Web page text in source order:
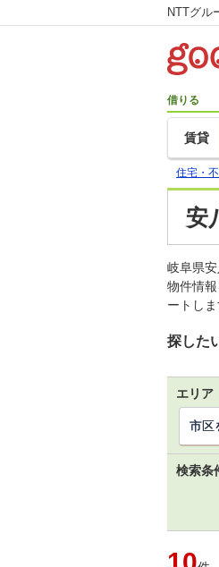
NTTグル
借りる
賃貸
住宅・
安
岐阜県
物件情
ートしま
探した
エリア
市区
検索条